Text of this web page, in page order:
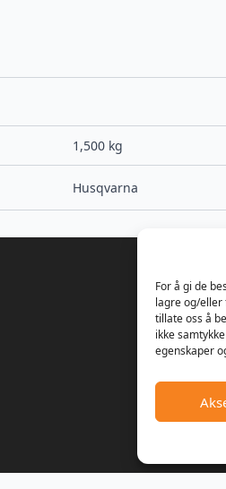
For å gi de
lagre og/eller
tillate oss å
ikke
egenskaper
1,500 kg
Husqvarna
Om oss
Våren
Dagfinn
gamle